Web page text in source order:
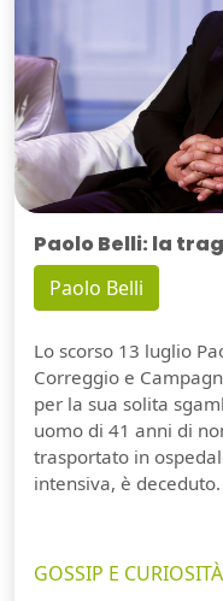
Paolo Belli: la
Paolo Belli
Lo scorso 13 luglio
Correggio e
per la sua solita
uomo di 41 anni di
trasportato in
intensiva, è deceduto.
GOSSIP E CURIOSITÀ